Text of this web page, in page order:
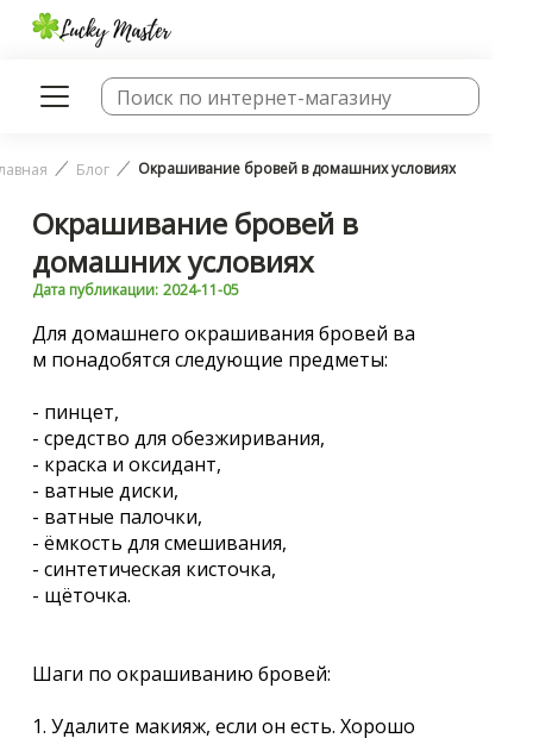
Блог Окрашивание бровей в домашних условиях
Окрашивание бровей в
домашних условиях
Дата публикации: 2024-11-05
Для домашнего окрашивания бровей ва
м понадобятся следующие предметы:
- пинцет,
- средство для обезжиривания,
- краска и оксидант,
- ватные диски,
- ватные палочки,
- ёмкость для смешивания,
- синтетическая кисточка,
- щёточка.
Шаги по окрашиванию бровей:
1. Удалите макияж, если он есть. Хорошо